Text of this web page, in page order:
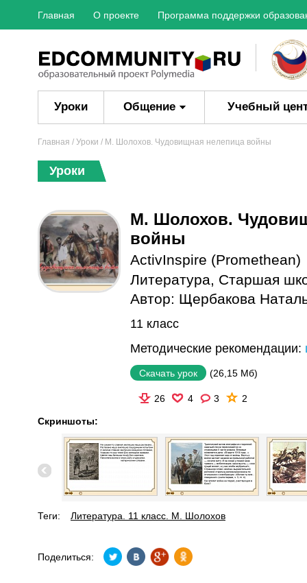
Главная О проекте Программа поддержки
Уроки Общение Учебный
Главная / Уроки / М. Шолохов. Чудовищная нелепица войны
Уроки
М. Шолохов.
войны
ActivInspire (Promethean)
Литература, Старшая
Автор: Щербакова
11 класс
Методические рекомендации:
Скачать урок (26,15 Мб)
26 4 3 2
Скриншоты:
Теги: Литература. 11 класс. М. Шолохов
Поделиться: